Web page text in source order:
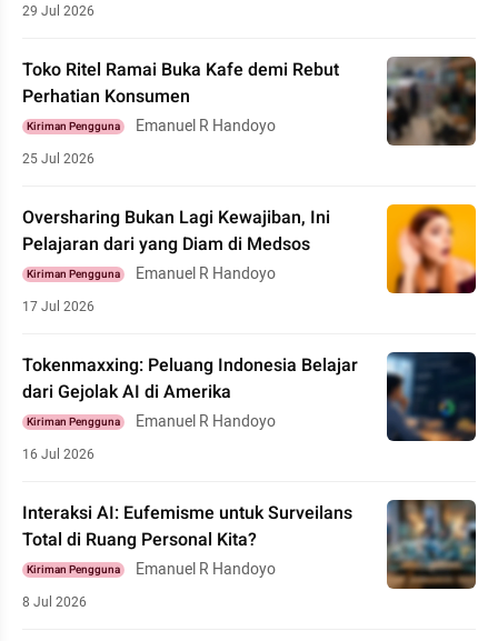
29 Jul 2026
Toko Ritel Ramai Buka Kafe demi Rebut
Perhatian Konsumen
Kiriman Pengguna Emanuel R Handoyo
25 Jul 2026
Oversharing Bukan Lagi Kewajiban, Ini
Pelajaran dari yang Diam di Medsos
Kiriman Pengguna Emanuel R Handoyo
17 Jul 2026
Tokenmaxxing: Peluang Indonesia Belajar
dari Gejolak AI di Amerika
Kiriman Pengguna Emanuel R Handoyo
16 Jul 2026
Interaksi AI: Eufemisme untuk Surveilans
Total di Ruang Personal Kita?
Kiriman Pengguna Emanuel R Handoyo
8 Jul 2026